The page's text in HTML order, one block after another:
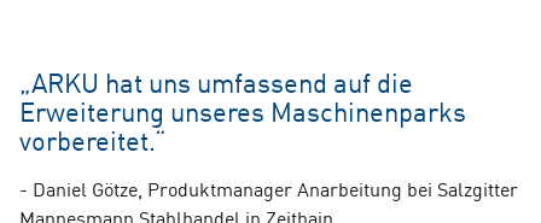
„ARKU hat uns umfassend auf die
Erweiterung unseres Maschinenparks
vorbereitet.“
- Daniel Götze, Produktmanager Anarbeitung bei Salzgitter
Mannesmann Stahlhandel in Zeithain